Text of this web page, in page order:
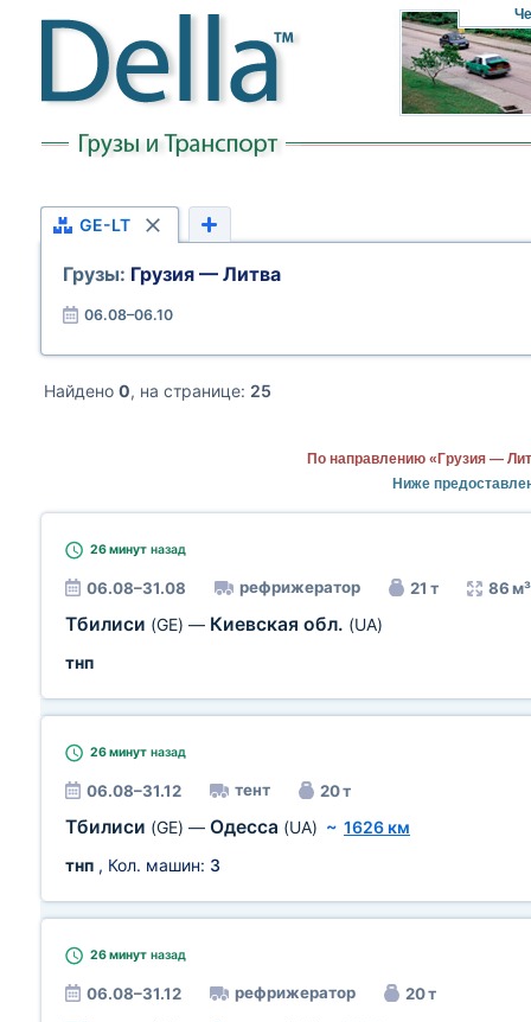
GE-LT
Грузы: Грузия — Литва
06.08–06.10
Найдено 0, на странице: 25
По направлению «Грузия —
Ниже
26 минут назад
06.08–31.08 рефрижератор 21 т 86 м³
Тбилиси (GE) — Киевская обл. (UA)
тнп
26 минут назад
06.08–31.12 тент 20 т
Тбилиси (GE) — Одесса (UA) ~ 1626 км
тнп , Кол. машин: 3
26 минут назад
06.08–31.12 рефрижератор 20 т